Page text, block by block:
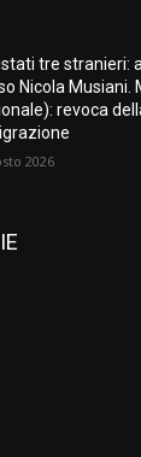
tre stranieri:
Nicola Musiani.
revoca
2026